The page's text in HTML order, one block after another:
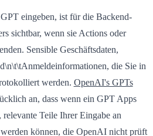
eingeben, ist für die Backend-
sichtbar, wenn sie Actions oder
Sensible Geschäftsdaten,
die Sie in
werden. OpenAI's GPTs
an, dass wenn ein GPT Apps
Teile Ihrer Eingabe an
können, die OpenAI nicht prüft